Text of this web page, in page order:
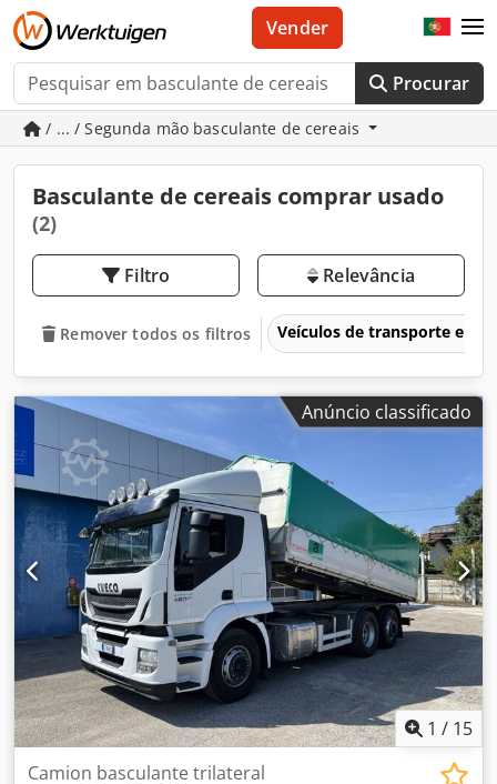
Procurar
Vender
/ ... / Segunda mão basculante de cereais
Basculante de cereais comprar usado
(2)
Filtro Relevância
Remover todos os filtros Veículos de transporte e
Anúncio classificado
1 / 15
Camion basculante trilateral